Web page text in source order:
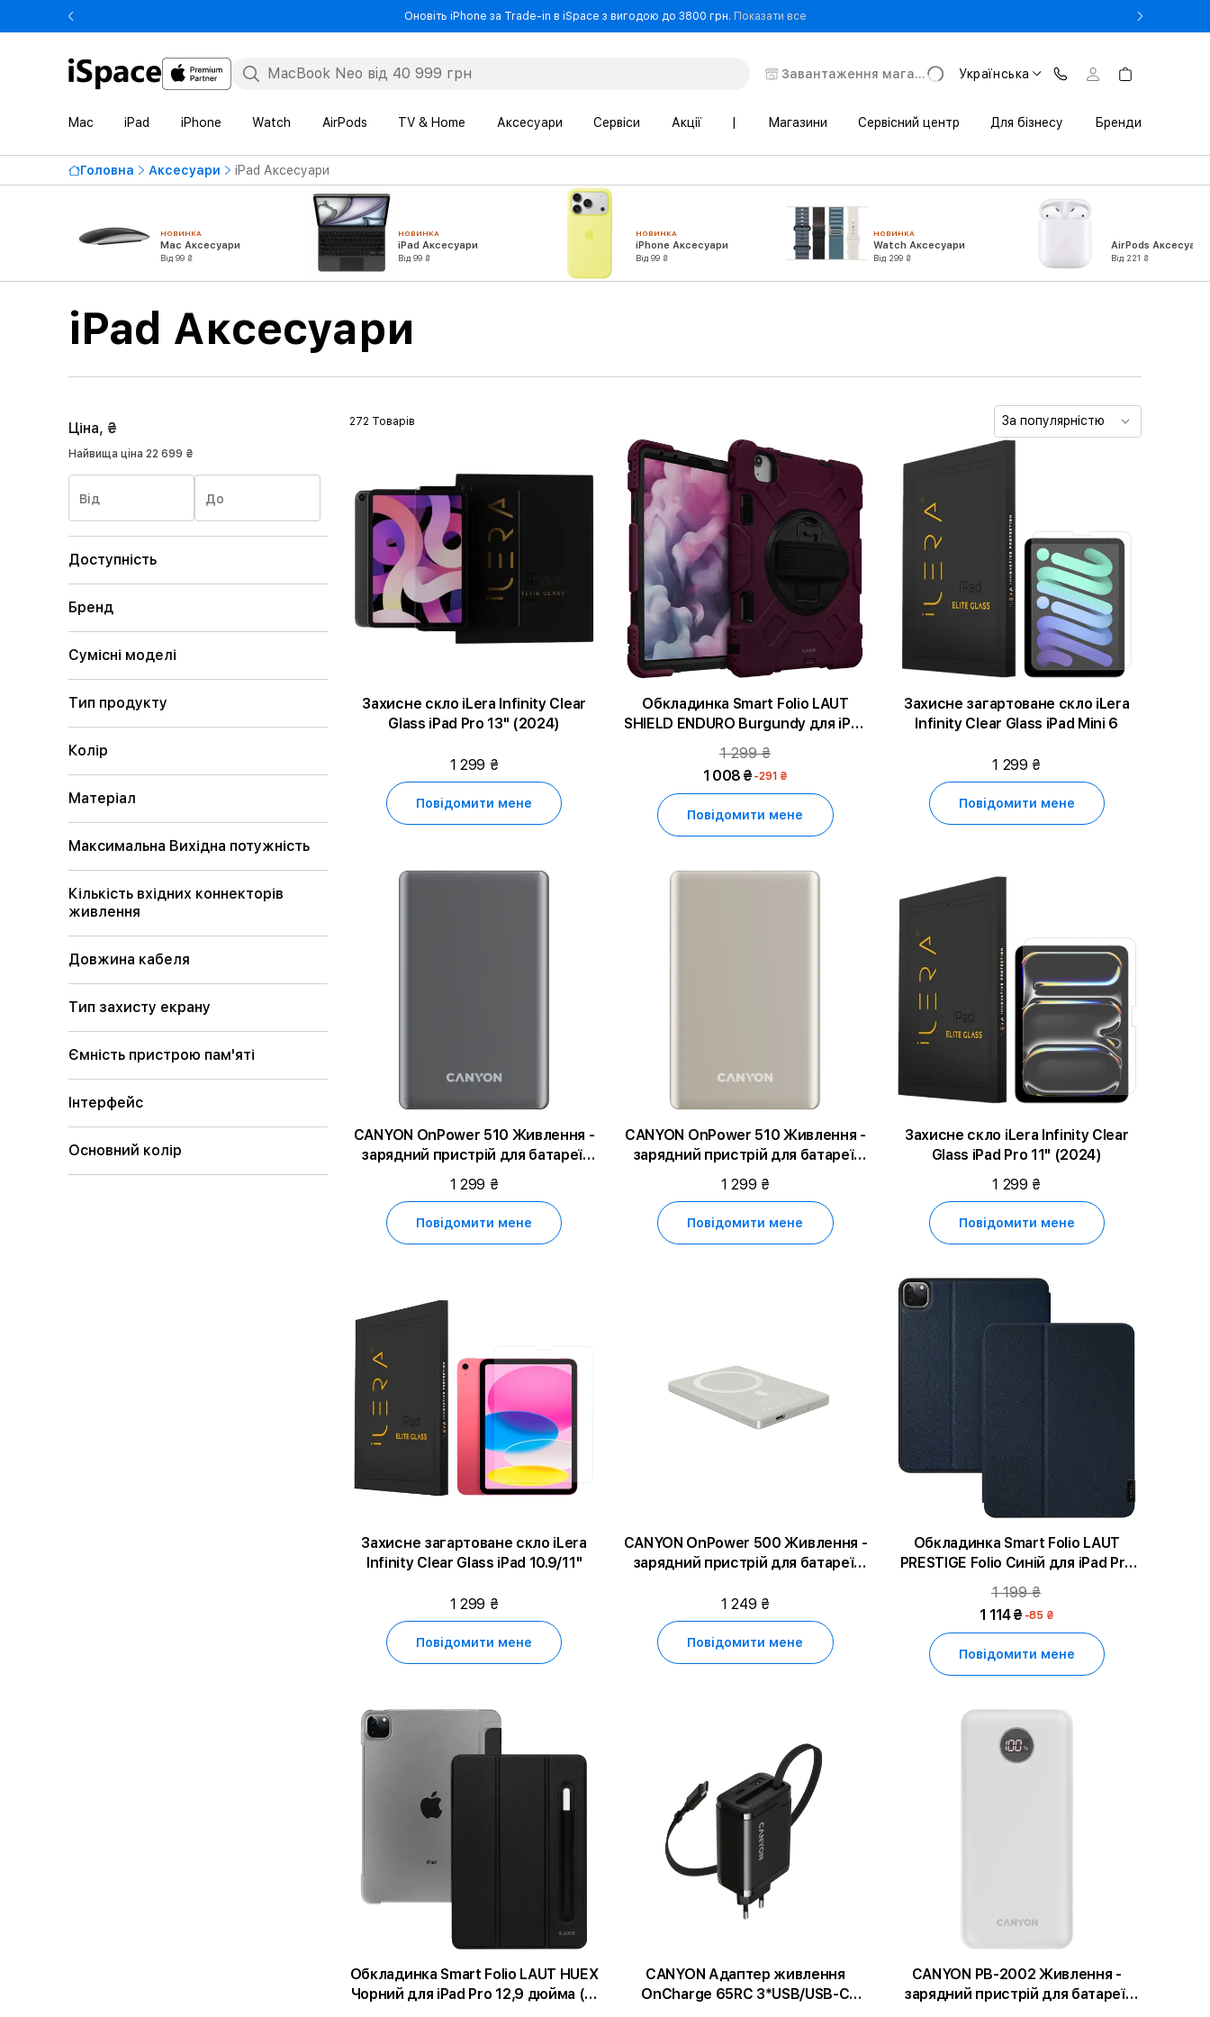
Оновіть iPhone за Trade-in в iSpace з вигодою до 3800 грн. Показати все- Оновіть iPhone за Trade-in в iSpace з вигодою до 3800 грн.
Завантаження магазину Українська
Mac iPad iPhone Watch AirPods TV & Home Аксесуари Сервіси Акції Магазини Сервісний центр Для бізнесу Бренди
Головна Аксесуари iPad Аксесуари
НОВИНКА
Mac Аксесуари
Від 99 ₴
НОВИНКА
iPad Аксесуари
Від 99 ₴
НОВИНКА
iPhone Аксесуари
Від 99 ₴
НОВИНКА
Watch Аксесуари
Від 299 ₴
AirPods Аксесуари
Від 221 ₴
iPad Аксесуари
Ціна, ₴
Найвища ціна 22 699 ₴
Від До
Доступність
Бренд
Сумісні моделі
Тип продукту
Колір
Матеріал
Максимальна Вихідна потужність
Кількість вхідних коннекторів
живлення
Довжина кабеля
Тип захисту екрану
Ємність пристрою пам'яті
Інтерфейс
Основний колір
272 Товарів За популярністю
Захисне скло iLera Infinity Clear
Glass iPad Pro 13" (2024)
1 299 ₴
Повідомити мене
Обкладинка Smart Folio LAUT
SHIELD ENDURO Burgundy для iPad
Pro 11-inch (4th generation)/iPad Air
(4-го покоління)/iPad Air (5th
generation)/iPad Pro 11 дюймів (1-
го, 2-го i 3-го покоління)
1 299 ₴
1 008 ₴ -291 ₴
Повідомити мене
Захисне загартоване скло iLera
Infinity Clear Glass iPad Mini 6
1 299 ₴
Повідомити мене
CANYON OnPower 510 Живлення -
зарядний пристрій для батареї,
Темно-сірий
1 299 ₴
Повідомити мене
CANYON OnPower 510 Живлення -
зарядний пристрій для батареї,
Бежевий
1 299 ₴
Повідомити мене
Захисне скло iLera Infinity Clear
Glass iPad Pro 11" (2024)
1 299 ₴
Повідомити мене
Захисне загартоване скло iLera
Infinity Clear Glass iPad 10.9/11"
1 299 ₴
Повідомити мене
CANYON OnPower 500 Живлення -
зарядний пристрій для батареї,
1 249 ₴
Повідомити мене
Обкладинка Smart Folio LAUT
PRESTIGE Folio Синій для iPad Pro
12,9 дюйма (3-го, 4-го і 5-го
покоління)
1 199 ₴
1 114 ₴ -85 ₴
Повідомити мене
Обкладинка Smart Folio LAUT HUEX
Чорний для iPad Pro 12,9 дюйма (1-
CANYON Адаптер живлення
OnCharge 65RC 3*USB/USB-C
CANYON PB-2002 Живлення -
зарядний пристрій для батареї,